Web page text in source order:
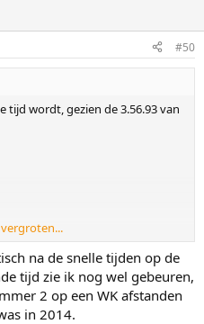
#50
tijd wordt, gezien de 3.56.93 van
komt.
na de snelle tijden op de
tijd zie ik nog wel gebeuren,
2 op een WK afstanden
in 2014.